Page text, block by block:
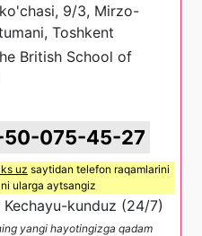
9/3, Mirzo-
Toshkent
British School of
075-45-27
uz saytidan telefon raqamlarini
ularga aytsangiz
Kechayu-kunduz (24/7)
yangi hayotingizga qadam